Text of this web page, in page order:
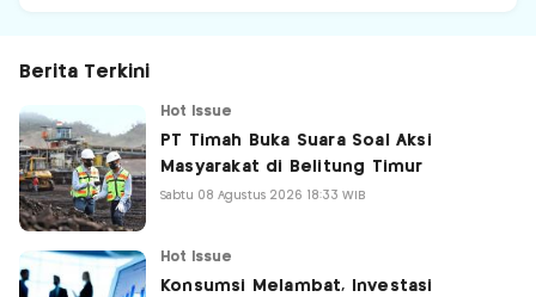
Berita Terkini
Hot Issue
PT Timah Buka Suara Soal Aksi
Masyarakat di Belitung Timur
Sabtu 08 Agustus 2026 18:33 WIB
Hot Issue
Konsumsi Melambat, Investasi